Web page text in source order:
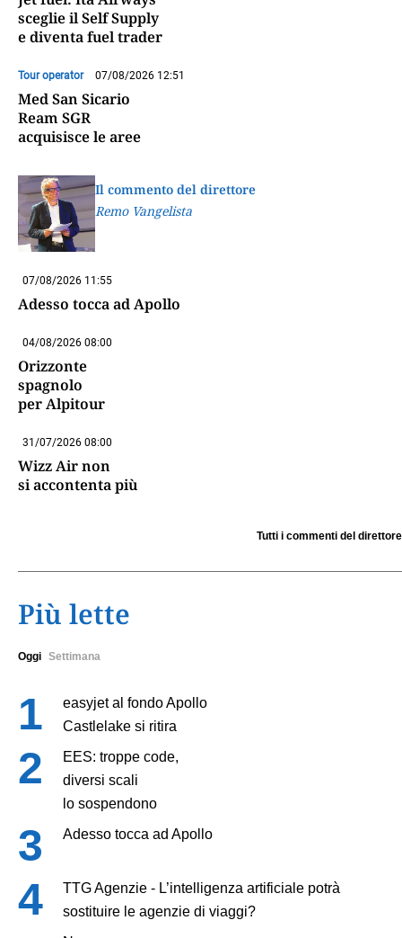
sceglie il Self Supply
e diventa fuel trader
Tour operator 07/08/2026 12:51
Med San Sicario
Ream SGR
acquisisce le aree
Il commento del direttore
Remo Vangelista
07/08/2026 11:55
Adesso tocca ad Apollo
04/08/2026 08:00
Orizzonte
spagnolo
per Alpitour
31/07/2026 08:00
Wizz Air non
si accontenta più
Tutti i commenti del direttore
Più lette
Oggi Settimana
easyjet al fondo Apollo
Castlelake si ritira
EES: troppe code,
diversi scali
lo sospendono
Adesso tocca ad Apollo
TTG Agenzie - L’intelligenza artificiale potrà
sostituire le agenzie di viaggi?